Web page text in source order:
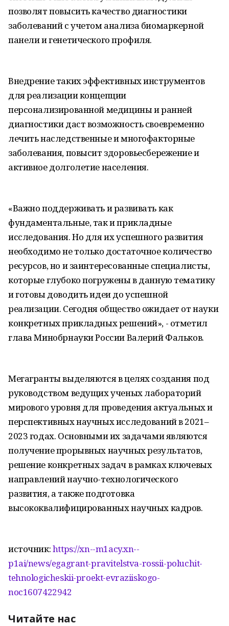
позволят повысить качество диагностики
заболеваний с учетом анализа биомаркерной
панели и генетического профиля.
Внедрение таких эффективных инструментов
для реализации концепции
персонализированной медицины и ранней
диагностики даст возможность своевременно
лечить наследственные и многофакторные
заболевания, повысит здоровьесбережение и
активное долголетие населения.
«Важно поддерживать и развивать как
фундаментальные, так и прикладные
исследования. Но для их успешного развития
необходимо не только достаточное количество
ресурсов, но и заинтересованные специалисты,
которые глубоко погружены в данную тематику
и готовы доводить идеи до успешной
реализации. Сегодня общество ожидает от науки
конкретных прикладных решений», - отметил
глава Минобрнауки России Валерий Фальков.
Мегагранты выделяются в целях создания под
руководством ведущих ученых лабораторий
мирового уровня для проведения актуальных и
перспективных научных исследований в 2021–
2023 годах. Основными их задачами являются
получение прорывных научных результатов,
решение конкретных задач в рамках ключевых
направлений научно-технологического
развития, а также подготовка
высококвалифицированных научных кадров.
источник:https://xn--m1acy.xn--
p1ai/news/egagrant-pravitelstva-rossii-poluchit-
tehnologicheskii-proekt-evraziiskogo-
noc1607422942
Читайте нас